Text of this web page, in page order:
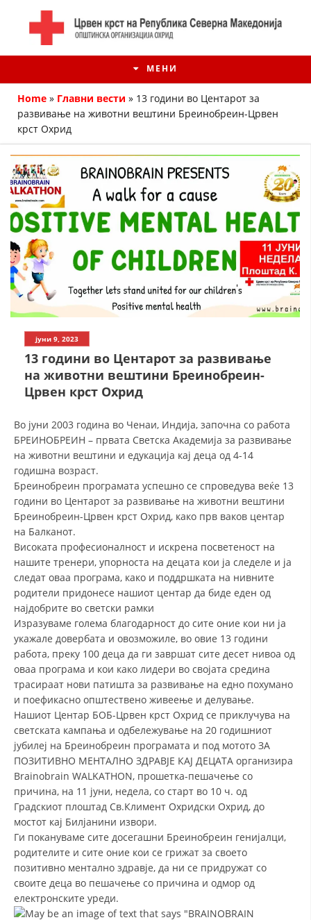
МЕНИ
ИСТОРИЈАТ НА ЦКРМ
ИСТОРИЈАТ НА ДВИЖЕЊЕТО
СТРУКТУРА НА ОРГАНИЗАЦИЈАТА
ЧЛЕНСТВО ВО ПРОФЕСИОНАЛНИ ТЕЛА
ЗАКОН ЗА ЦКРМ
СТАТУТ НА ЦКРМ
РАКОВОДЕН ОДБОР
СТРУКТУРА И ОРГАНИЗАЦИОНА ПОСТАВЕНОСТ
ДИСЕМИНАЦИЈА
MЕЃУНАРОДНО ХУМАНИТАРНО ПРАВО
ПРОМОЦИЈА НА ХУМАНИ ВРЕДНОСТИ
УПОТРЕБА И ЗАШТИТА НА АМБЛЕМОТ
СОЦИЈАЛНО ХУМАНИТАРНА ДЕЈНОСТ
ПОДГОТВЕНОСТ И ДЕЈСТВО ПРИ КАТАСТРОФИ
ТИМОВИ НА ООЦК ОХРИД
ОДНОСИ СО ЈАВНОСТ
ИСТРАЖУВАЊЕ НА ЈАВНО МИСЛЕЊЕ
Home » Главни вести » 13 години во Центарот за
развивање на животни вештини Бреинобреин-Црвен
крст Охрид
јуни 9, 2023
13 години во Центарот за развивање
на животни вештини Бреинобреин-
Црвен крст Охрид
Во јуни 2003 година во Ченаи, Индија, започна со работа
БРЕИНОБРЕИН – првата Светска Академија за развивање
на животни вештини и едукација кај деца од 4-14
годишна возраст.
Бреинобреин програмата успешно се спроведува веќе 13
години во Центарот за развивање на животни вештини
Бреинобреин-Црвен крст Охрид, како прв ваков центар
на Балканот.
Високата професионалност и искрена посветеност на
нашите тренери, упорноста на децата кои ја следеле и ја
следат оваа програма, како и поддршката на нивните
родители придонесе нашиот центар да биде еден од
најдобрите во светски рамки
Изразуваме голема благодарност до сите оние кои ни ја
укажале довербата и овозможиле, во овие 13 години
работа, преку 100 деца да ги завршат сите десет нивоа од
оваа програма и кои како лидери во својата средина
трасираат нови патишта за развивање на едно похумано
и поефикасно општествено живеење и делување.
Нашиот Центар БОБ-Црвен крст Охрид се приклучува на
светската кампања и одбележување на 20 годишниот
јубилеј на Бреинобреин програмата и под мотото ЗА
ПОЗИТИВНО МЕНТАЛНО ЗДРАВЈЕ КАЈ ДЕЦАТА организира
Brainobrain WALKATHON, прошетка-пешачење со
причина, на 11 јуни, недела, со старт во 10 ч. од
Градскиот плоштад Св.Климент Охридски Охрид, до
мостот кај Билјанини извори.
Ги покануваме сите досегашни Бреинобреин генијалци,
родителите и сите оние кои се грижат за своето
позитивно ментално здравје, да ни се придружат со
своите деца во пешачење со причина и одмор од
електронските уреди.